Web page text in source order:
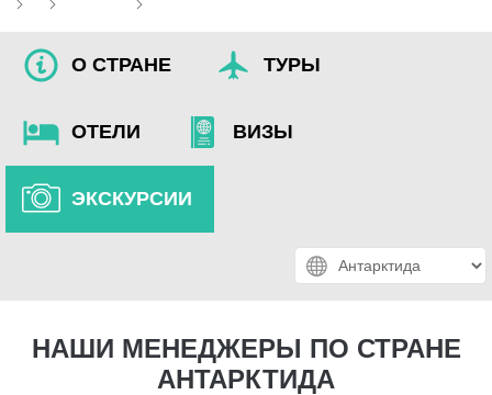
О СТРАНЕ ТУРЫ
ОТЕЛИ ВИЗЫ
ЭКСКУРСИИ
НАШИ МЕНЕДЖЕРЫ ПО СТРАНЕ
АНТАРКТИДА